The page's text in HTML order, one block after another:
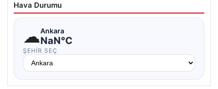
Hava Durumu
☁Ankara
NaN°C
ŞEHIR SEÇ